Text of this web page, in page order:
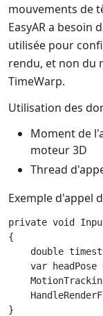
mouvements de
EasyAR a besoin
utilisée pour
rendu, et non du
TimeWarp.
Utilisation des
Moment de
moteur 3D
Thread
Exemple d'appel
private void
{
double
var headPose